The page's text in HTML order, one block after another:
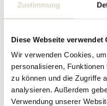
Zustimmung
Diese Webseite verwendet
Wir verwenden Cookies,
personalisieren,
zu können und die Zugriffe
analysieren. Außerdem
Verwendung unserer
Tapete mit kräftigen Streifen
FU-014
90.00 €
Inkl. MwSt.
• Auf Lager